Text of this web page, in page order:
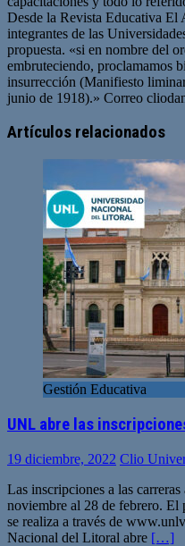
Desde la Revista Educativa
integrantes de las
propuesta. «si en nombre del
embruteciendo, proclamamos
insurrección (Manifiesto
junio de 1918).» Correo
Artículos relacionados
Gestión Educativa
UNL abre las
19 diciembre, 2022 Clio
Las inscripciones a las
noviembre al 28 de febrero. El
se realiza a través de
Nacional del Litoral abre […]